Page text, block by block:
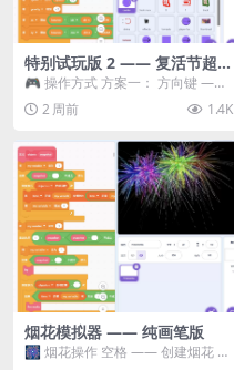
特别试玩版 2 —— 复活节超级
卡丁车赛
🎮 操作方式 方案一： 方向键 ——
移动 Z —— 跳跃 / 漂移 方案二： ...
2 周前 1.4K
烟花模拟器 —— 纯画笔版
🎆 烟花操作 空格 —— 创建烟花 1